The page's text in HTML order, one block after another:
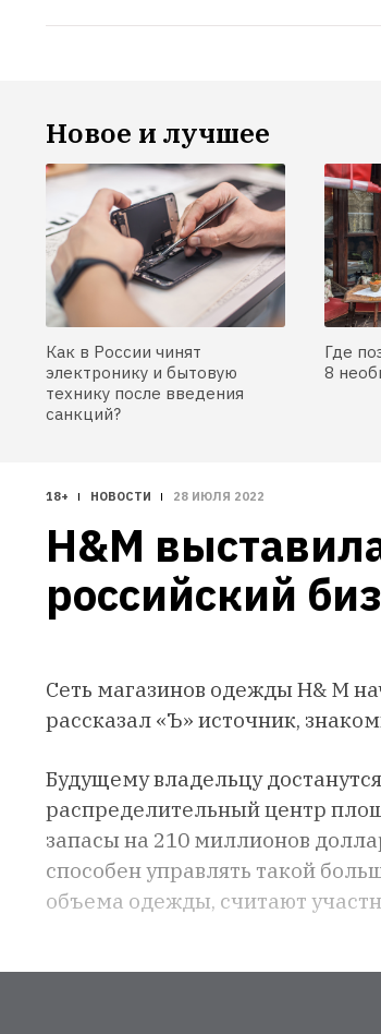
Новое и лучшее
Как в России чинят
электронику и бытовую
технику после введения
санкций?
Где
8
18+ НОВОСТИ 28 ИЮЛЯ 2022
H&M
российский
Сеть магазинов одежды H& M
рассказал «Ъ» источник,
Будущему владельцу
распределительный центр
запасы на 210 миллионов
способен управлять такой
объема одежды, считают